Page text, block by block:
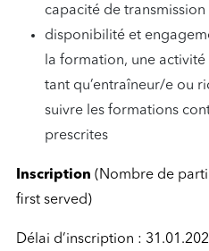
capacité de transmission
disponibilité et
la formation, une
tant qu’entraîneur/e ou
suivre les formations
prescrites
Inscription (Nombre de
first served)
Délai d’inscription :